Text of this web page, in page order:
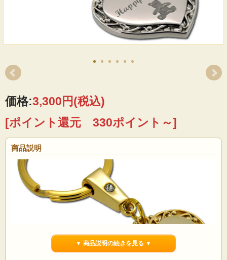
価格:3,300円(税込)
[ポイント還元 330ポイント～]
商品説明
▼ 商品説明の続きを見る ▼